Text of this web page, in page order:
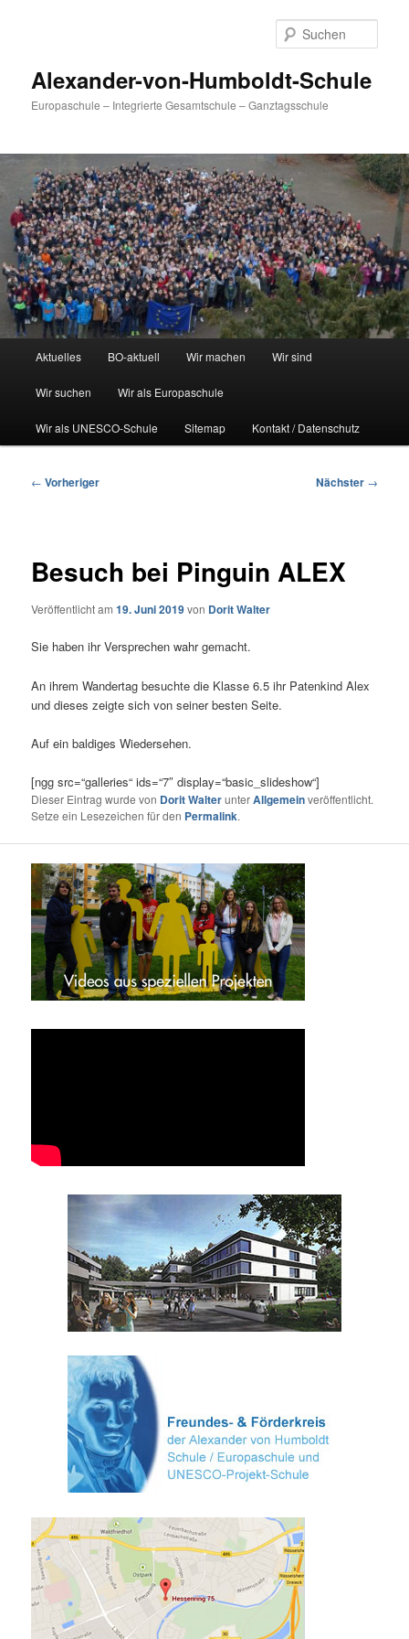
Alexander-von-Humboldt-Schule
Europaschule – Integrierte Gesamtschule – Ganztagsschule
Aktuelles BO-aktuell Wir machen Wir sind
Wir suchen Wir als Europaschule
Wir als UNESCO-Schule Sitemap Kontakt / Datenschutz
Beitragsnavigation
← Vorheriger Nächster →
Besuch bei Pinguin ALEX
Veröffentlicht am19. Juni 2019von Dorit Walter
Sie haben ihr Versprechen wahr gemacht.
An ihrem Wandertag besuchte die Klasse 6.5 ihr Patenkind Alex
und dieses zeigte sich von seiner besten Seite.
Auf ein baldiges Wiedersehen.
[ngg src=“galleries“ ids=“7″ display=“basic_slideshow“]
Dieser Eintrag wurde von Dorit WalterunterAllgemeinveröffentlicht.
Setze ein Lesezeichen für den Permalink.